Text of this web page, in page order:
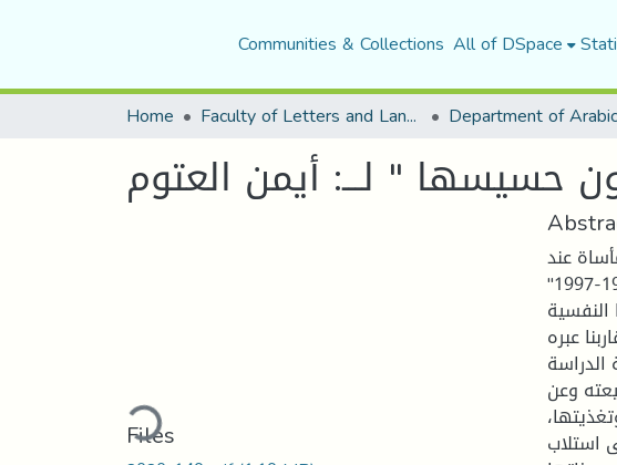
Communities & Collections All of DSpace
Home Faculty of Letters and Languages
حسيسها " لـــ: أيمن العتوم
Loading...
Files
عند
الشخصية في رواية "يسمعون حسيسها؛ معايشات سجين تدمري 1980-1997"
عبره
وعن
استلاب